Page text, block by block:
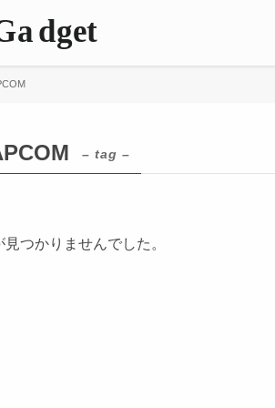
– tag –
見つかりませんでした。